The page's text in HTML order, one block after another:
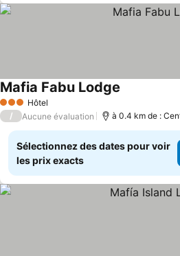
3 ÉtoilesHôtel
Mafia Fabu Lodge
/ Aucune évaluation à 0.4 km de :
Sélectionnez des dates pour voir
les prix exacts